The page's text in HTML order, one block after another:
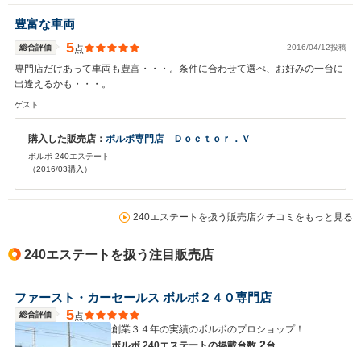
あいになってしまった自動車店です。
豊富な車両
総合評価 5点 2016/04/12投稿
専門店だけあって車両も豊富・・・。条件に合わせて選べ、お好みの一台に
出逢えるかも・・・。
ゲスト
購入した販売店： ボルボ専門店 Ｄｏｃｔｏｒ．Ｖ
ボルボ 240エステート
（2016/03購入）
240エステートを扱う販売店クチコミをもっと見る
240エステートを扱う注目販売店
ファースト・カーセールス ボルボ２４０専門店
総合評価 5点
創業３４年の実績のボルボのプロショップ！